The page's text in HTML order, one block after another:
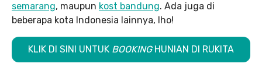
semarang, maupun kost bandung. Ada juga di
beberapa kota Indonesia lainnya, lho!
KLIK DI SINI UNTUK BOOKING HUNIAN DI RUKITA